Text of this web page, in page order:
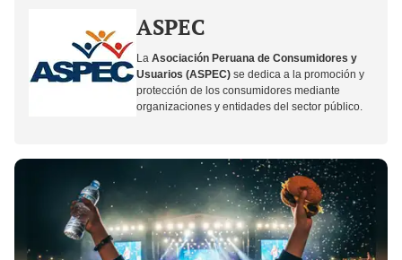
ASPEC
La Asociación Peruana de Consumidores y
Usuarios (ASPEC) se dedica a la promoción y
protección de los consumidores mediante
organizaciones y entidades del sector público.